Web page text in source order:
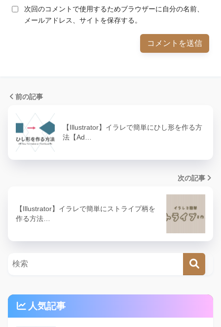
次回のコメントで使用するためブラウザーに自分の名前、
メールアドレス、サイトを保存する。
前の記事
【Illustrator】イラレで簡単にひし形を作る方
法【Ad…
次の記事
【Illustrator】イラレで簡単にストライプ柄を
作る方法…
人気記事